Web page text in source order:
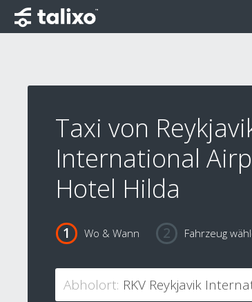
Taxi von
International
Hotel Hilda
Wo & Wann Fahrzeug
Abholort: